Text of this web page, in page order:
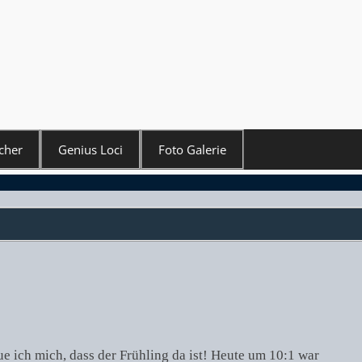
Genius Loci Foto Galerie
ich mich, dass der Frühling da ist! Heute um 10:1 war